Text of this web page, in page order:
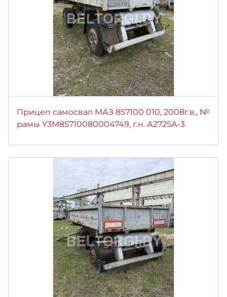
Прицеп самосвал МАЗ 857100 010, 2008г.в., №
рамы Y3M85710080004749, г.н. А2725А-3